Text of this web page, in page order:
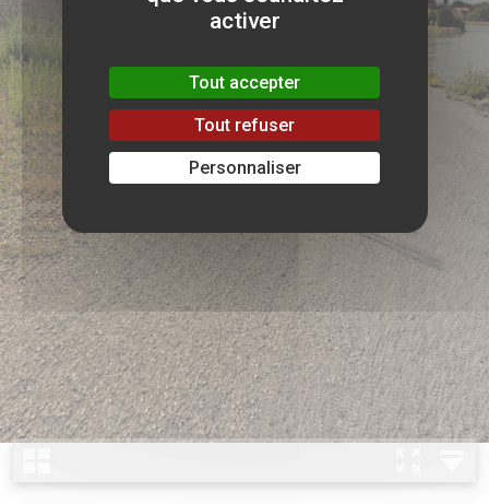
activer
Tout accepter
Tout refuser
Personnaliser